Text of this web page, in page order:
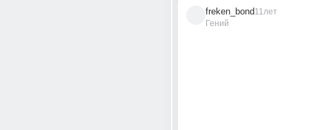
freken_bond
Гений
11лет